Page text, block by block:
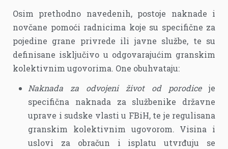
Osim prethodno navedenih, postoje naknade i
novčane pomoći radnicima koje su specifične za
pojedine grane privrede ili javne službe, te su
definisane isključivo u odgovarajućim granskim
kolektivnim ugovorima. One obuhvataju:
Naknada za odvojeni život od porodiceje
specifična naknada za službenike državne
uprave i sudske vlasti u FBiH, te je regulisana
granskim kolektivnim ugovorom. Visina i
uslovi za obračun i isplatu utvrđuju se